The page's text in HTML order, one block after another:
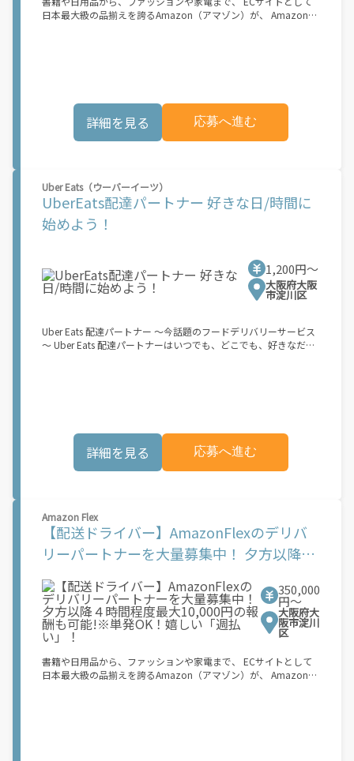
市でのサービス開始に向けた準備を進めており、現在、配達パー
トナー希望者に対してプラットフォームへの事前登録の機会を提
\"\"\"\"\"
日本最大級の品揃えを誇るAmazon（アマゾン）が、 Amazon
ンタル・リースサービスも利用できます！ 【Amazon Flexの魅
力】 ・少ない荷物量から試すこともでき、すぐ、簡単に始められ
る！ ・稼働する日や時間帯を自分で自由に決められるから、スキ
【Amazon Flexの始め方】 使用できる車両をお持ちの場合、必要
なものはたったの6つだけです。 1. スマートフォン 2. 運転免許証
3. 黒ナンバー 4. 最新の車検証 5. 銀行口座 6. 就労資格確認書類
（外国籍の方） ご応募いただいた後、登録手続きをご案内しま
一である必要があります。 【配達業務の流れ】 登録手続きを完
了すると、オファー（委託する配達業務）をアプリで確認するこ
とができます。 あとは、3つのステップで稼働するだけです。 1.
られたくないけれど、安定した収入がほしい...] 「スキマ時間はあ
るけれど、その時間に稼げる方法がない...」 「新しい業務にチャ
する費用など）はすべて自己負担となります。
詳細を見る 応募へ進む
Uber Eats（ウーバーイーツ）
UberEats配達パートナー 好きな日/時間に
始めよう！
1,200円〜
大阪府大阪
市淀川区
Uber Eats 配達パートナー ～今話題のフードデリバリーサービス
～ Uber Eats 配達パートナーはいつでも、どこでも、好きなだけ
くても問題ありません！ ★自分の自転車・原付バイク(125cc以
下)・軽貨物車両でOK！ ★私服でOK！ ＼万がイチという時も安
心！事故の時は安心の傷害補償！／ 必要なのは【自転車】と【ス
\"\"がいつでも 好きな時間＝稼ぐ時間に！ 家事や授業、サークル
活動など忙しいからこそ、空いた時間を有効活用！自分にあった
スタイルで稼働できます。 「休日に１時間だけ…！」 「予定がな
くなったから今日稼ぐか...！」 時間も場所も自分次第！ 【原付
and普通自動車免許をお持ちの人 【軽貨物またはバイク（125cc
超）もOKですが、その場合は...】 事業用ナンバー（軽自動車の場
合は黒ナンバー、バイクの場合は緑ナンバー）が必要になりま
す。 ※稼働できるのは、あなたの街で Uber Eats のサービスが開
始してからになります。サービス開始日は、アカウント作成後に
市でのサービス開始に向けた準備を進めており、現在、配達パー
トナー希望者に対してプラットフォームへの事前登録の機会を提
詳細を見る 応募へ進む
Amazon Flex
【配送ドライバー】AmazonFlexのデリバ
リーパートナーを大量募集中！ 夕方以降４
時間程度最大10,000円の報酬も可能!※単発
OK！嬉しい「週払い」！
350,000
円〜
大阪府大
阪市淀川
区
書籍や日用品から、ファッションや家電まで、 ECサイトとして
日本最大級の品揃えを誇るAmazon（アマゾン）が、 Amazon